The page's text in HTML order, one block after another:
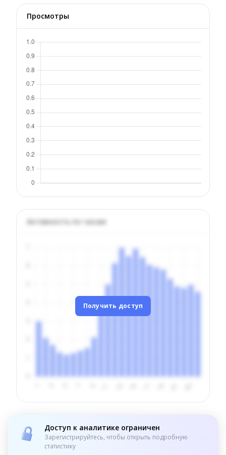
Просмотры
Активность по часам
Получить доступ
Доступ к аналитике ограничен
Зарегистрируйтесь, чтобы открыть подробную
статистику